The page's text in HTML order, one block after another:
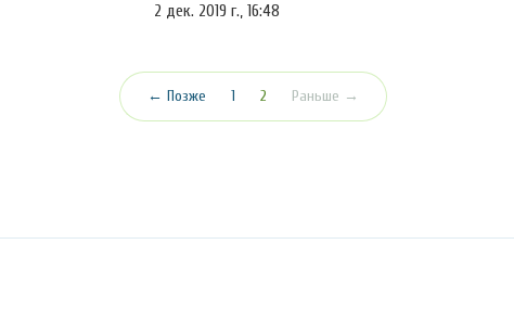
2 дек. 2019 г., 16:48
← Позже 1 2(текущая)Раньше →